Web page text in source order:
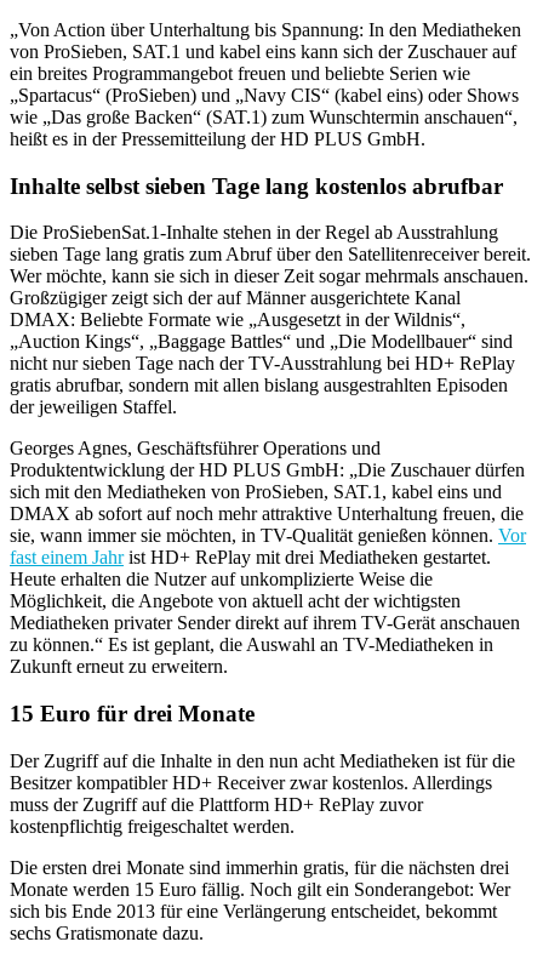
„Von Action über Unterhaltung bis Spannung: In den Mediatheken
von ProSieben, SAT.1 und kabel eins kann sich der Zuschauer auf
ein breites Programmangebot freuen und beliebte Serien wie
„Spartacus“ (ProSieben) und „Navy CIS“ (kabel eins) oder Shows
wie „Das große Backen“ (SAT.1) zum Wunschtermin anschauen“,
heißt es in der Pressemitteilung der HD PLUS GmbH.
Inhalte selbst sieben Tage lang kostenlos abrufbar
Die ProSiebenSat.1-Inhalte stehen in der Regel ab Ausstrahlung
sieben Tage lang gratis zum Abruf über den Satellitenreceiver bereit.
Wer möchte, kann sie sich in dieser Zeit sogar mehrmals anschauen.
Großzügiger zeigt sich der auf Männer ausgerichtete Kanal
DMAX: Beliebte Formate wie „Ausgesetzt in der Wildnis“,
„Auction Kings“, „Baggage Battles“ und „Die Modellbauer“ sind
nicht nur sieben Tage nach der TV-Ausstrahlung bei HD+ RePlay
gratis abrufbar, sondern mit allen bislang ausgestrahlten Episoden
der jeweiligen Staffel.
Georges Agnes, Geschäftsführer Operations und
Produktentwicklung der HD PLUS GmbH: „Die Zuschauer dürfen
sich mit den Mediatheken von ProSieben, SAT.1, kabel eins und
DMAX ab sofort auf noch mehr attraktive Unterhaltung freuen, die
sie, wann immer sie möchten, in TV-Qualität genießen können. Vor
fast einem Jahrist HD+ RePlay mit drei Mediatheken gestartet.
Heute erhalten die Nutzer auf unkomplizierte Weise die
Möglichkeit, die Angebote von aktuell acht der wichtigsten
Mediatheken privater Sender direkt auf ihrem TV-Gerät anschauen
zu können.“ Es ist geplant, die Auswahl an TV-Mediatheken in
Zukunft erneut zu erweitern.
15 Euro für drei Monate
Der Zugriff auf die Inhalte in den nun acht Mediatheken ist für die
Besitzer kompatibler HD+ Receiver zwar kostenlos. Allerdings
muss der Zugriff auf die Plattform HD+ RePlay zuvor
kostenpflichtig freigeschaltet werden.
Die ersten drei Monate sind immerhin gratis, für die nächsten drei
Monate werden 15 Euro fällig. Noch gilt ein Sonderangebot: Wer
sich bis Ende 2013 für eine Verlängerung entscheidet, bekommt
sechs Gratismonate dazu.